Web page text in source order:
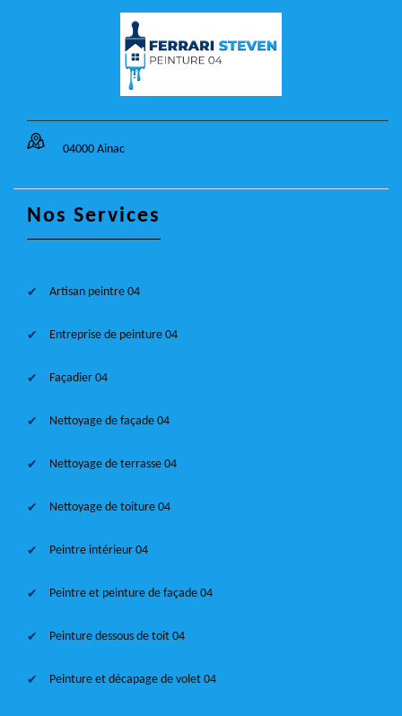
04000 Ainac
Nos Services
Artisan peintre 04
Entreprise de peinture 04
Façadier 04
Nettoyage de façade 04
Nettoyage de terrasse 04
Nettoyage de toiture 04
Peintre intérieur 04
Peintre et peinture de façade 04
Peinture dessous de toit 04
Peinture et décapage de volet 04